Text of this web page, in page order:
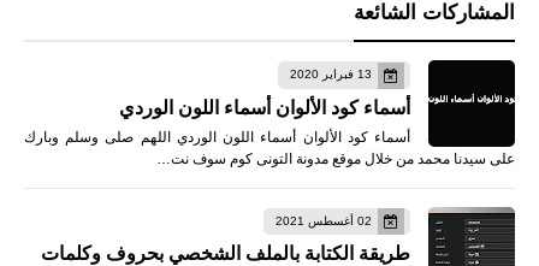
المشاركات الشائعة
13 فبراير 2020
أسماء كود الألوان أسماء اللون الوردي
أسماء كود الألوان أسماء اللون الوردي اللهم صلى وسلم وبارك
على سيدنا محمد من خلال موقع مدونة التونى كوم سوف نت…
02 أغسطس 2021
طريقة الكتابة بالملف الشخصي بحروف وكلمات